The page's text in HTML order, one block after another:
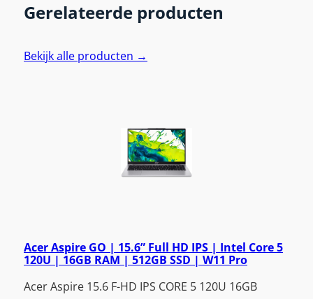
Gerelateerde producten
Bekijk alle producten →
Acer Aspire GO | 15.6” Full HD IPS | Intel Core 5
120U | 16GB RAM | 512GB SSD | W11 Pro
Acer Aspire 15.6 F-HD IPS CORE 5 120U 16GB